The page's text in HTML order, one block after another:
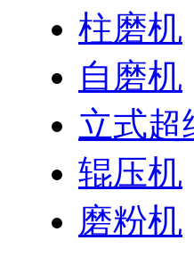
柱磨机
自磨机
立式超
辊压机
磨粉机